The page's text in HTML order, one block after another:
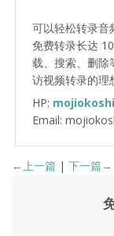
可以轻松转录音
免费转录长达
载、搜索、删除
访视频转录的理
HP:
Email:
←上一篇 | 下一篇→